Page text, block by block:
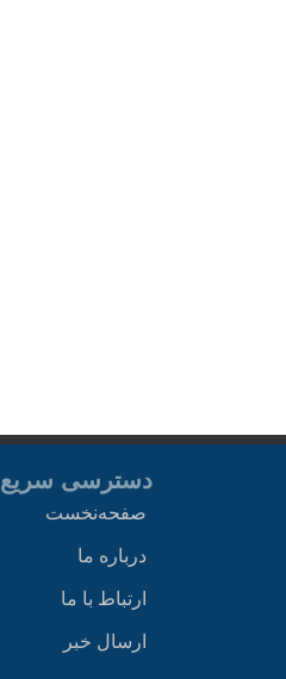
دسترسی سریع
صفحه‌نخست
درباره ما
ارتباط با ما
ارسال خبر